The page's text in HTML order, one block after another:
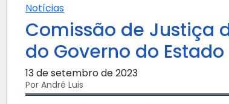
Notícias
Comissão de Justiça
do Governo do Estado
13 de setembro de 2023
Por André Luis